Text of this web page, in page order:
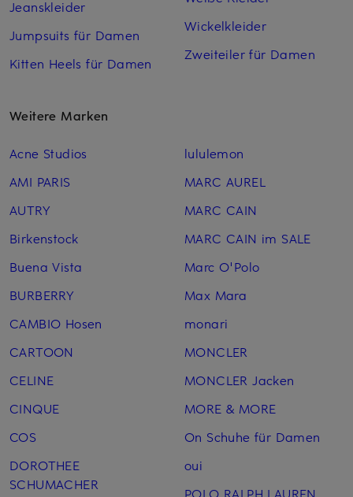
Jeanskleider
Jumpsuits für Damen
Kitten Heels für Damen
Wickelkleider
Zweiteiler für Damen
Weitere Marken
Acne Studios
AMI PARIS
AUTRY
Birkenstock
Buena Vista
BURBERRY
CAMBIO Hosen
CARTOON
CELINE
CINQUE
COS
DOROTHEE
SCHUMACHER
lululemon
MARC AUREL
MARC CAIN
MARC CAIN im SALE
Marc O'Polo
Max Mara
monari
MONCLER
MONCLER Jacken
MORE & MORE
On Schuhe für Damen
oui
POLO RALPH LAUREN